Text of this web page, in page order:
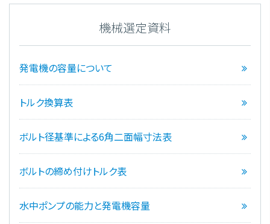
機械選定資料
発電機の容量について
トルク換算表
ボルト径基準による6角二面幅寸法表
ボルトの締め付けトルク表
水中ポンプの能力と発電機容量